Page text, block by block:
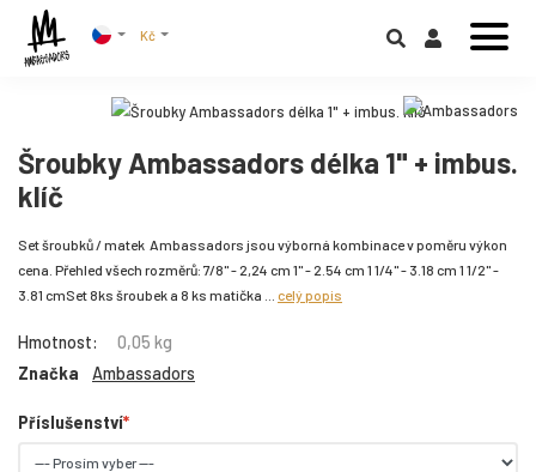
Kč
Šroubky Ambassadors délka 1" + imbus.
klíč
Set šroubků / matek Ambassadors jsou výborná kombinace v poměru výkon
cena. Přehled všech rozměrů: 7/8" - 2,24 cm 1" - 2.54 cm 1 1/4" - 3.18 cm 1 1/2" -
3.81 cmSet 8ks šroubek a 8 ks matička ... celý popis
Hmotnost:
0,05 kg
Značka
Ambassadors
Příslušenství